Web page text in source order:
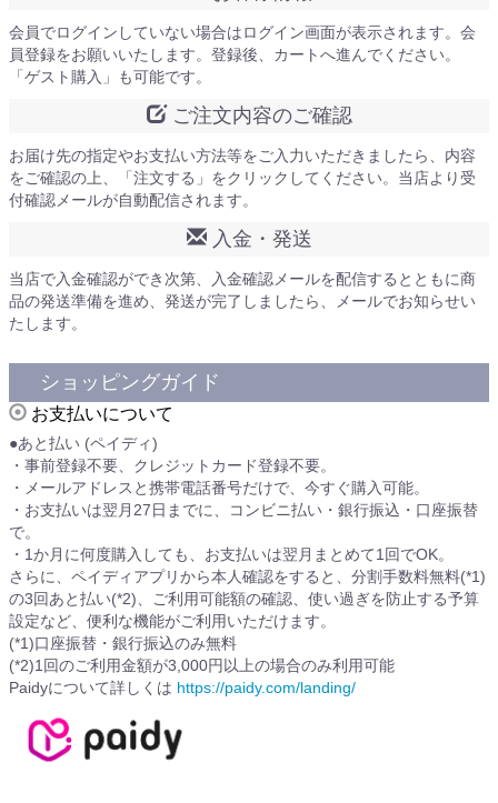
会員でログインしていない場合はログイン画面が表示されます。会
員登録をお願いいたします。登録後、カートへ進んでください。
「ゲスト購入」も可能です。
ご注文内容のご確認
お届け先の指定やお支払い方法等をご入力いただきましたら、内容
をご確認の上、「注文する」をクリックしてください。当店より受
付確認メールが自動配信されます。
入金・発送
当店で入金確認ができ次第、入金確認メールを配信するとともに商
品の発送準備を進め、発送が完了しましたら、メールでお知らせい
たします。
ショッピングガイド
お支払いについて
●あと払い (ペイディ)
・事前登録不要、クレジットカード登録不要。
・メールアドレスと携帯電話番号だけで、今すぐ購入可能。
・お支払いは翌月27日までに、コンビニ払い・銀行振込・口座振替
で。
・1か月に何度購入しても、お支払いは翌月まとめて1回でOK。
さらに、ペイディアプリから本人確認をすると、分割手数料無料(*1)
の3回あと払い(*2)、ご利用可能額の確認、使い過ぎを防止する予算
設定など、便利な機能がご利用いただけます。
(*1)口座振替・銀行振込のみ無料
(*2)1回のご利用金額が3,000円以上の場合のみ利用可能
Paidyについて詳しくは https://paidy.com/landing/